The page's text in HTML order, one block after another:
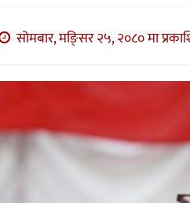
सोमबार, मङि्सर २५, २०८० मा